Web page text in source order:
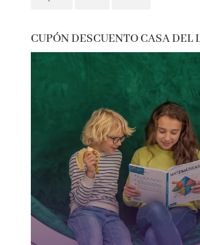
CUPÓN DESCUENTO CASA DEL